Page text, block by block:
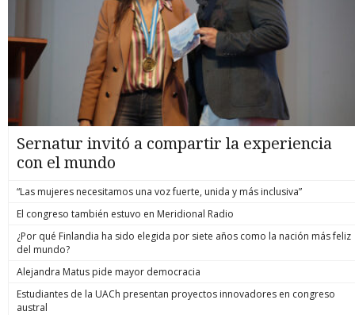
Sernatur invitó a compartir la experiencia
con el mundo
“Las mujeres necesitamos una voz fuerte, unida y más inclusiva”
El congreso también estuvo en Meridional Radio
¿Por qué Finlandia ha sido elegida por siete años como la nación más feliz
del mundo?
Alejandra Matus pide mayor democracia
Estudiantes de la UACh presentan proyectos innovadores en congreso
austral